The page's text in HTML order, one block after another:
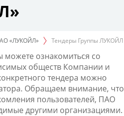
«ЛУКОЙЛ» Тендеры Группы ЛУКОЙЛ
можете ознакомиться со
обществ Компании и
тендера можно
Обращаем внимание, что
пользователей, ПАО
другими организациями.